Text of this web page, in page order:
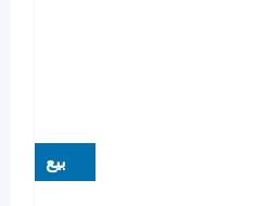
بيع